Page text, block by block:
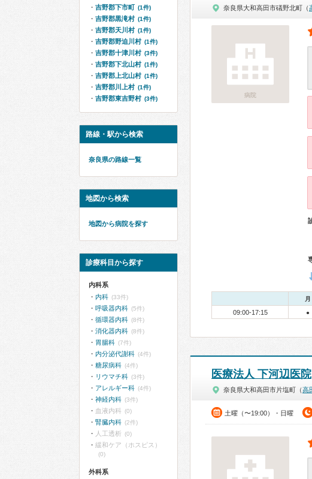
奈良県大和高田市礒野北町（
病院
月
09:00-17:15 ●
医療法人 下河辺医院
奈良県大和高田市片塩町（高
土曜（〜19:00）・日曜
吉野郡下市町 (1件)
吉野郡黒滝村 (1件)
吉野郡天川村 (1件)
吉野郡野迫川村 (1件)
吉野郡十津川村 (3件)
吉野郡下北山村 (1件)
吉野郡上北山村 (1件)
吉野郡川上村 (1件)
吉野郡東吉野村 (3件)
路線・駅から検索
奈良県の路線一覧
地図から検索
地図から病院を探す
診療科目から探す
内科系
内科 (33件)
呼吸器内科 (5件)
循環器内科 (8件)
消化器内科 (8件)
胃腸科 (7件)
内分泌代謝科 (4件)
糖尿病科 (4件)
リウマチ科 (3件)
アレルギー科 (4件)
神経内科 (3件)
血液内科 (0)
腎臓内科 (2件)
人工透析 (0)
緩和ケア（ホスピス）
(0)
外科系